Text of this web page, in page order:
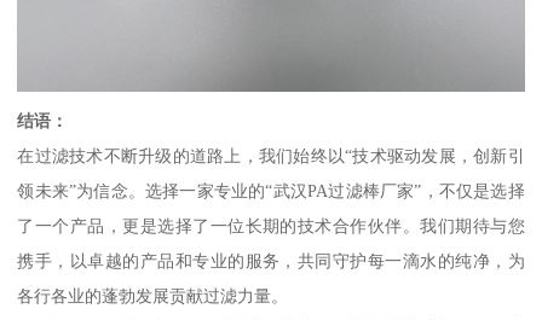
结语：
在过滤技术不断升级的道路上，我们始终以“技术驱动发展，创新引
领未来”为信念。选择一家专业的“武汉PA过滤棒厂家”，不仅是选择
了一个产品，更是选择了一位长期的技术合作伙伴。我们期待与您
携手，以卓越的产品和专业的服务，共同守护每一滴水的纯净，为
各行各业的蓬勃发展贡献过滤力量。